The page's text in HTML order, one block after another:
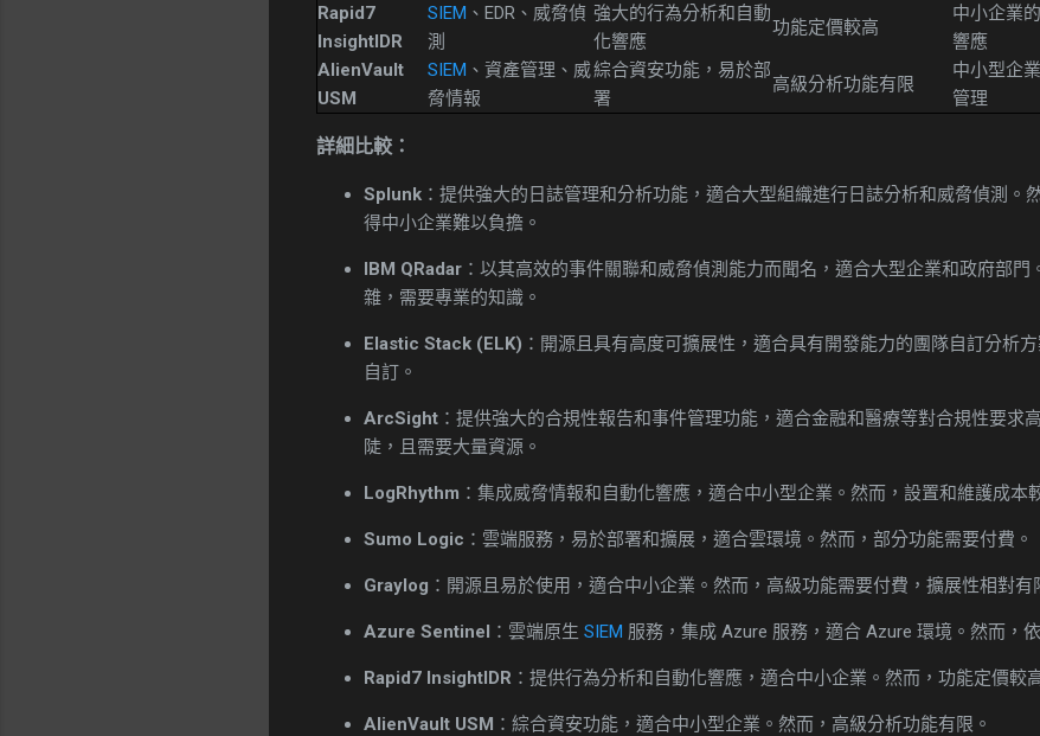
Rapid7
InsightIDR
SIEM 、EDR、威脅偵
測
強大的行為分析和自動
化響應
功能定價較高
中小企業
響應
AlienVault
USM
SIEM 、資產管理、威
脅情報
綜合資安功能，易於部
署
高級分析功能有限
中小型企
管理
詳細比較：
Splunk ：提供強大的日誌管理和分析功能，適合大型組織進行日誌分析和威脅偵測。
得中小企業難以負擔。
IBM QRadar ：以其高效的事件關聯和威脅偵測能力而聞名，適合大型企業和政府部門
雜，需要專業的知識。
Elastic Stack (ELK) ：開源且具有高度可擴展性，適合具有開發能力的團隊自訂分析
自訂。
ArcSight ：提供強大的合規性報告和事件管理功能，適合金融和醫療等對合規性要求
陡，且需要大量資源。
LogRhythm ：集成威脅情報和自動化響應，適合中小型企業。然而，設置和維護成本
Sumo Logic ：雲端服務，易於部署和擴展，適合雲環境。然而，部分功能需要付費。
Graylog ：開源且易於使用，適合中小企業。然而，高級功能需要付費，擴展性相對有
Azure Sentinel ：雲端原生 SIEM 服務，集成 Azure 服務，適合 Azure 環境。然而，
Rapid7 InsightIDR ：提供行為分析和自動化響應，適合中小企業。然而，功能定價較
AlienVault USM ：綜合資安功能，適合中小型企業。然而，高級分析功能有限。